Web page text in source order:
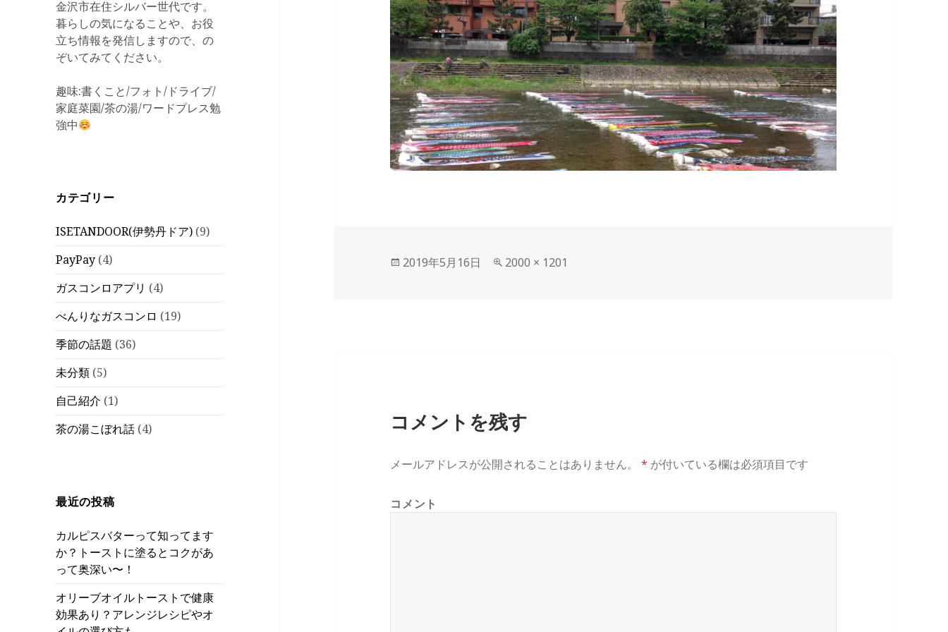
金沢市在住シルバー世代です。
暮らしの気になることや、お役
立ち情報を発信しますので、の
ぞいてみてください。
趣味:書くこと/フォト/ドライブ/
家庭菜園/茶の湯/ワードプレス勉
強中
カテゴリー
ISETANDOOR(伊勢丹ドア) (9)
PayPay (4)
ガスコンロアプリ (4)
べんりなガスコンロ (19)
季節の話題 (36)
未分類 (5)
自己紹介 (1)
茶の湯こぼれ話 (4)
最近の投稿
カルピスバターって知ってます
か？トーストに塗るとコクがあ
って奥深い〜！
オリーブオイルトーストで健康
効果あり？アレンジレシピやオ
投
2019年5月16日
フ
2000 × 1201
コメントを残す
メールアドレスが公開されることはありません。 * が付いている欄は必須項目です
コメント